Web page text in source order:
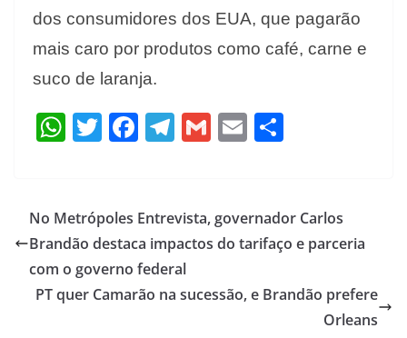
dos consumidores dos EUA, que pagarão
mais caro por produtos como café, carne e
suco de laranja.
W
s
A
p
p
T
er
F
b
o
o
k
T
gr
a
m
G
l
E
l e
No Metrópoles Entrevista, governador Carlos
Brandão destaca impactos do tarifaço e parceria
com o governo federal
PT quer Camarão na sucessão, e Brandão prefere
Orleans